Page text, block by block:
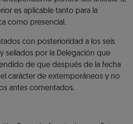
es aplicable tanto para la
como presencial.
con posterioridad a los seis
sellados por la Delegación que
de que después de la fecha
carácter de extemporáneos y no
antes comentados.